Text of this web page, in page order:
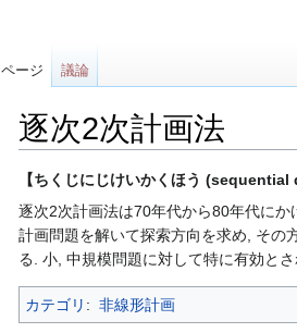
逐次2次計画法
ナ
ビ
ゲ
ー
ョ
ン
検
索
に
移
【ちくじにじけいかくほう
逐次2次計画法は70年代から80年代に
計画問題を解いて探索方向を求め, その
る. 小, 中規模問題に対して特に有効と
カテゴリ : 非線形計画
ページ 議論